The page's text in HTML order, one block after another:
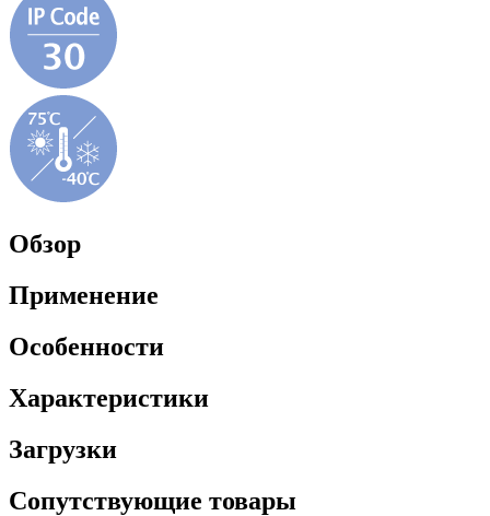
Обзор
Применение
Особенности
Характеристики
Загрузки
Сопутствующие товары